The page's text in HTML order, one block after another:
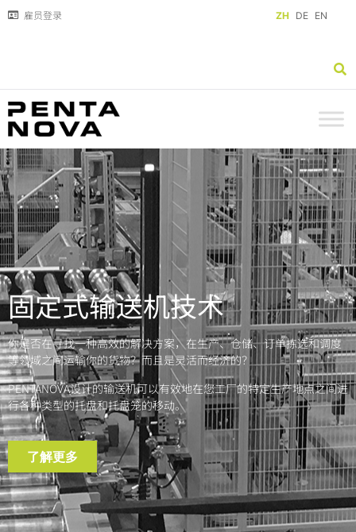
雇员登录 ZH DE EN
固定式输送机技术
你是否在寻找一种高效的解决方案，在生产、仓储、订单拣选和调度
等领域之间运输你的货物？而且是灵活而经济的？
PENTANOVA设计的输送机可以有效地在您工厂的特定生产地点之间进
行各种类型的托盘和托盘笼的移动。
了解更多